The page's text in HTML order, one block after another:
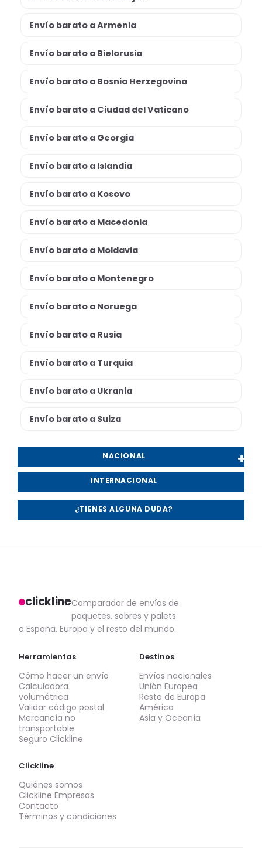
Envío barato a Armenia
Envío barato a Bielorusia
Envío barato a Bosnia Herzegovina
Envío barato a Ciudad del Vaticano
Envío barato a Georgia
Envío barato a Islandia
Envío barato a Kosovo
Envío barato a Macedonia
Envío barato a Moldavia
Envío barato a Montenegro
Envío barato a Noruega
Envío barato a Rusia
Envío barato a Turquia
Envío barato a Ukrania
Envío barato a Suiza
NACIONAL
INTERNACIONAL
¿TIENES ALGUNA DUDA?
clicklineComparador de envíos de
paquetes, sobres y palets
a España, Europa y el resto del mundo.
Herramientas
Cómo hacer un envío
Calculadora
volumétrica
Validar código postal
Mercancía no
transportable
Seguro Clickline
Destinos
Envíos nacionales
Unión Europea
Resto de Europa
América
Asia y Oceanía
Clickline
Quiénes somos
Clickline Empresas
Contacto
Términos y condiciones